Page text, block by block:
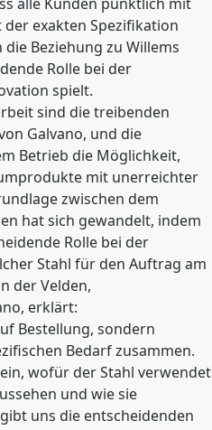
exakten Spezifikation
Beziehung zu Willems
Rolle bei der
spielt.
sind die treibenden
Galvano, und die
Betrieb die Möglichkeit,
mit unerreichter
zwischen dem
hat sich gewandelt, indem
Rolle bei der
Stahl für den Auftrag am
der Velden,
erklärt:
Bestellung, sondern
Bedarf zusammen.
wofür der Stahl verwendet
und wie sie
uns die entscheidenden